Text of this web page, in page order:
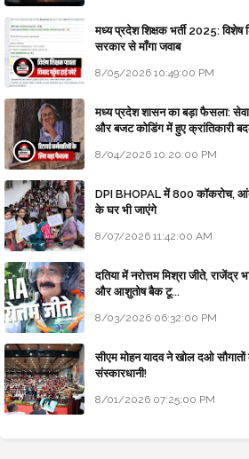
मध्य प्रदेश शिक्षक भर्ती 2025: विशेष
सरकार से माँगा जवाब
8/05/2026 10:49:00 PM
मध्य प्रदेश शासन का बड़ा फैसला:
और बजट कोडिंग में हुए क्रांतिकारी
8/04/2026 10:20:00 PM
DPI BHOPAL में 800 कॉकरोच,
के घर भी जाएंगे
8/07/2026 11:42:00 AM
दतिया में नरोत्तम मिश्रा जीते, राजेंद्र
और आशुतोष बैक टू...
8/03/2026 06:32:00 PM
सीएम मोहन यादव ने खोल दओ सौगातों
संस्कारधानी!
8/01/2026 07:25:00 PM